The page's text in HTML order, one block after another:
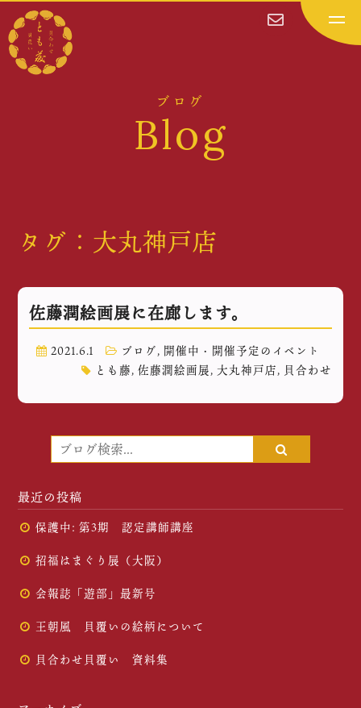
ブログ
Blog
タグ：大丸神戸店
佐藤潤絵画展に在廊します。
2021.6.1 ブログ, 開催中・開催予定のイベント
とも藤, 佐藤潤絵画展, 大丸神戸店, 貝合わせ
最近の投稿
保護中: 第3期 認定講師講座
招福はまぐり展（大阪）
会報誌「遊部」最新号
王朝風 貝覆いの絵柄について
貝合わせ貝覆い 資料集